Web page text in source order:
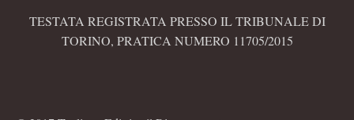
TESTATA REGISTRATA PRESSO IL TRIBUNALE DI
TORINO, PRATICA NUMERO 11705/2015